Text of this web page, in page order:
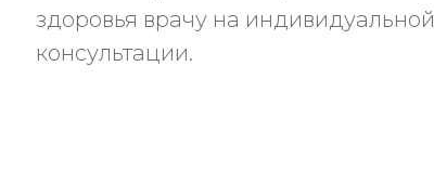
здоровья врачу на индивидуальной
консультации.